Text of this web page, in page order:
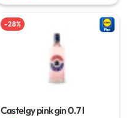
-28%
Castelgy pink gin0.7 l